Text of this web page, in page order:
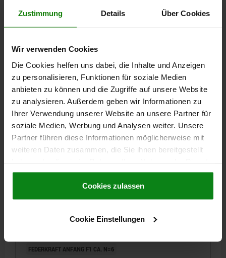
Zustimmung Details Über Cookies
Wir verwenden Cookies
Die Cookies helfen uns dabei, die Inhalte und Anzeigen
zu personalisieren, Funktionen für soziale Medien
anbieten zu können und die Zugriffe auf unsere Website
zu analysieren. Außerdem geben wir Informationen zu
Ihrer Verwendung unserer Website an unsere Partner für
soziale Medien, Werbung und Analysen weiter. Unsere
Partner führen diese Informationen möglicherweise mit
weiteren Daten zusammen, die Sie ihnen bereitgestellt
gesammelt haben.Cookie Richtlinien
Datenschutz|AGB
Cookies zulassen
Cookie Einstellungen
Bestellnummer: 03096-09-0110005X5000
zzgl. MwSt.
03096-09 A
ARRETIERBOLZEN MIT FERNBETÄTIGUNG, FORM:A,
D=6, D1=M12, L=1000, EDELSTAHL
GEWINDE=M12 FORM-TYP=MIT SECHSKANT LÄNGE=1000
F X 30°=1,8 HUB S=9
SW=14
FEDERKRAFT ANFANG F1 CA. N=6